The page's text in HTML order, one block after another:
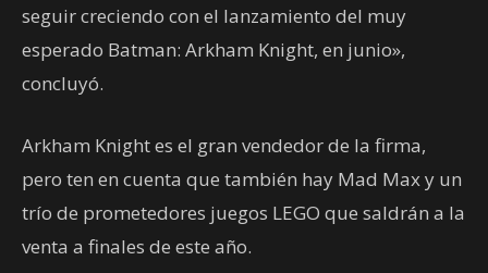
seguir creciendo con el lanzamiento del muy
esperado Batman: Arkham Knight, en junio»,
concluyó.
Arkham Knight es el gran vendedor de la firma,
pero ten en cuenta que también hay Mad Max y un
trío de prometedores juegos LEGO que saldrán a la
venta a finales de este año.